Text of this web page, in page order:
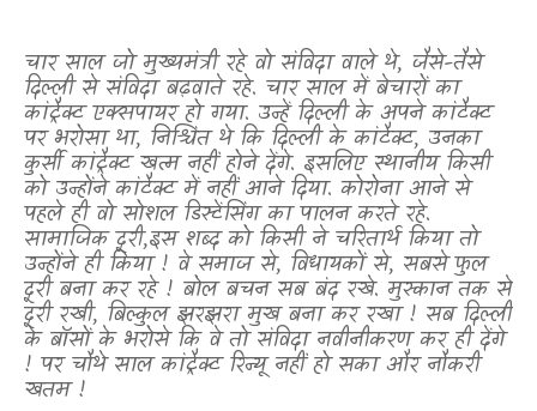
चार साल जो मुख्यमंत्री रहे वो संविदा वाले थे, जैसे-तैसे
दिल्ली से संविदा बढ़वाते रहे. चार साल में बेचारों का
कांट्रैक्ट एक्सपायर हो गया. उन्हें दिल्ली के अपने कांटैक्ट
पर भरोसा था, निश्चिंत थे कि दिल्ली के कांटैक्ट,उनका
कुर्सी कांट्रैक्ट खत्म नहीं होने देंगे. इसलिए स्थानीय किसी
को उन्होंने कांटैक्ट में नहीं आने दिया. कोरोना आने से
पहले ही वो सोशल डिस्टेंसिंग का पालन करते रहे.
सामाजिक दूरी,इस शब्द को किसी ने चरितार्थ किया तो
उन्होंने ही किया ! वे समाज से, विधायकों से, सबसे फुल
दूरी बना कर रहे ! बोल बचन सब बंद रखे. मुस्कान तक से
दूरी रखी,बिल्कुल झरझरा मुख बना कर रखा ! सब दिल्ली
के बॉसों के भरोसे कि वे तो संविदा नवीनीकरण कर ही देंगे
! पर चौथे साल कांट्रैक्ट रिन्यू नहीं हो सका और नौकरी
खतम !